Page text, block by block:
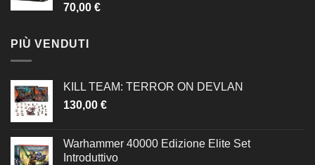
70,00 €
PIÙ VENDUTI
KILL TEAM: TERROR ON DEVLAN
130,00 €
Warhammer 40000 Edizione Elite Set
Introduttivo